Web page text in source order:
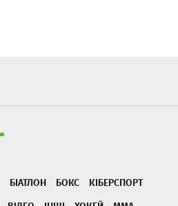
БІАТЛОН БОКС
КІБЕРСПОРТ